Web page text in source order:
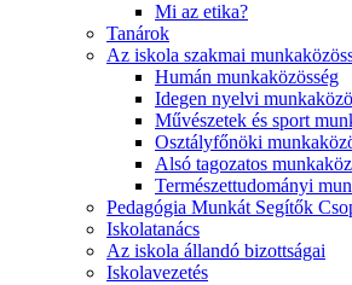
Mi az etika?
Tanárok
Az iskola szakmai
Humán munkaközösség
Idegen nyelvi
Művészetek és sport
Osztályfőnöki
Alsó tagozatos
Természettudományi
Pedagógia Munkát Segítők
Iskolatanács
Az iskola állandó bizottságai
Iskolavezetés